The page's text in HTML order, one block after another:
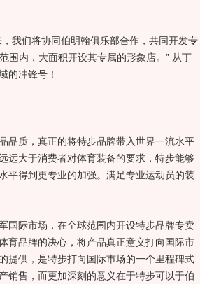
们将协同伯明翰俱乐部合作，共同开发专
围内，大面积开设其专属的形象店。” 从丁
的冲锋号！
质，真正的将特步品牌带入世界一流水平
远大于消费者对体育装备的要求，特步能够
平得到更专业的加强。满足专业运动员的装
际市场，在全球范围内开设特步品牌专卖
育品牌的决心，将产品真正意义打向国际市
提供，是特步打向国际市场的一个里程碑式
销售，而更加深刻的意义在于特步可以于伯